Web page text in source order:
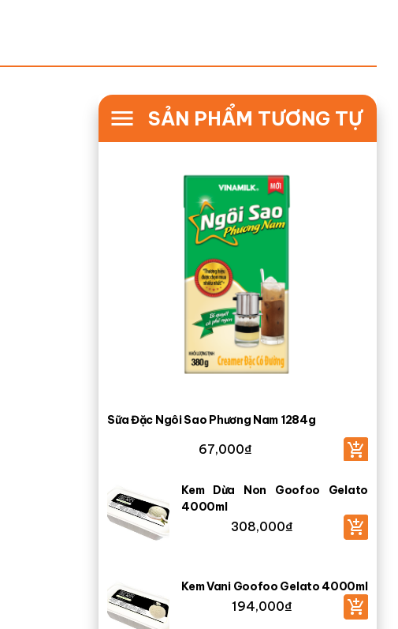
SẢN PHẨM TƯƠNG TỰ
Sữa Đặc Ngôi Sao Phương Nam 1284g
67,000₫
Kem Dừa Non Goofoo Gelato
4000ml
308,000₫
Kem Vani Goofoo Gelato 4000ml
194,000₫